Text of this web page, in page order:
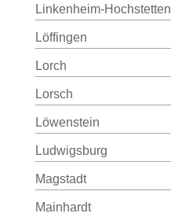
Linkenheim-Hochstetten
Löffingen
Lorch
Lorsch
Löwenstein
Ludwigsburg
Magstadt
Mainhardt